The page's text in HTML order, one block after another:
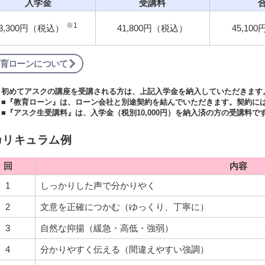
入学金 受講料
円（税込） ※1 41,800円（税込） 45,100
ローンについて
初めてアスクの講座を受講される方は、上記入学金を納入していただきます
■『教育ローン』は、ローン会社と別途契約を結んでいただきます。契約に
■『アスク生受講料』は、入学金（税別10,000円）を納入済の方の受講料で
リキュラム例
回
内容
1
しっかりした声で分かりやく
2 文意を正確につかむ（ゆっくり、丁寧に）
3 自然な抑揚（緩急・高低・強弱）
4 分かりやすく伝える（間違えやすい強調）